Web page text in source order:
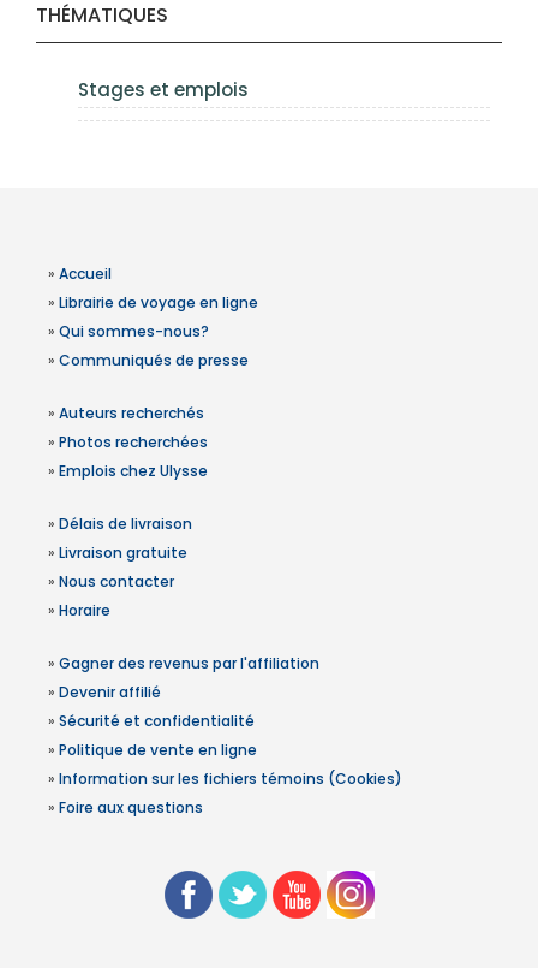
THÉMATIQUES
Stages et emplois
» Accueil
» Librairie de voyage en ligne
» Qui sommes-nous?
» Communiqués de presse
» Auteurs recherchés
» Photos recherchées
» Emplois chez Ulysse
» Délais de livraison
» Livraison gratuite
» Nous contacter
» Horaire
» Gagner des revenus par l'affiliation
» Devenir affilié
» Sécurité et confidentialité
» Politique de vente en ligne
» Information sur les fichiers témoins (Cookies)
» Foire aux questions